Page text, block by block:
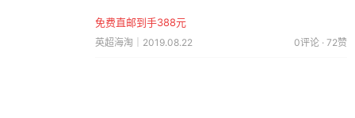
免费直邮到手388元
英超海淘｜2019.08.22 0评论 · 72赞